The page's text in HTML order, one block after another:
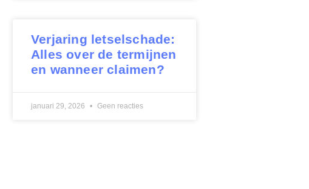
Verjaring letselschade:
Alles over de termijnen
en wanneer claimen?
januari 29, 2026 Geen reacties